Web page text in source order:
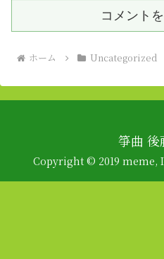
コメント
ホーム Uncategorized
箏曲 後
Copyright © 2019 meme,